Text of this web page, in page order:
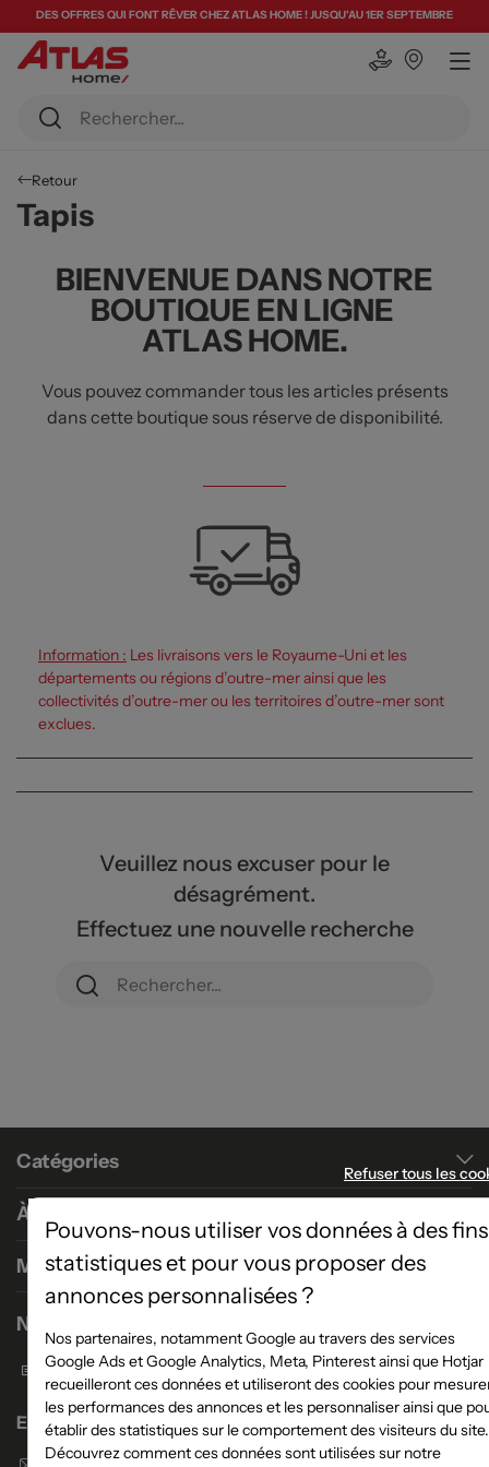
DES OFFRES QUI FONT RÊVER CHEZ ATLAS HOME ! JUSQU'AU 1ER SEPTEMBRE
Retour
Tapis
BIENVENUE DANS NOTRE
BOUTIQUE EN LIGNE
ATLAS HOME.
Vous pouvez commander tous les articles présents
dans cette boutique sous réserve de disponibilité.
Information : Les livraisons vers le Royaume-Uni et les
départements ou régions d’outre-mer ainsi que les
collectivités d’outre-mer ou les territoires d’outre-mer sont
exclues.
Veuillez nous excuser pour le
désagrément.
Effectuez une nouvelle recherche
Catégories
À propos
Magasins
Nous contacter
Formulaire de contact
Enseigne Atlas Home
Refuser tous les
Pouvons-nous utiliser vos données à des fins
statistiques et pour vous proposer des
annonces personnalisées ?
Nos partenaires, notamment Google au travers des services
Google Ads et Google Analytics, Meta, Pinterest ainsi que Hotjar
recueilleront ces données et utiliseront des cookies pour
les performances des annonces et les personnaliser ainsi que
établir des statistiques sur le comportement des visiteurs du site.
Découvrez comment ces données sont utilisées sur notre